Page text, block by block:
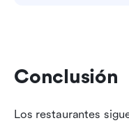
Conclusión
Los restaurantes